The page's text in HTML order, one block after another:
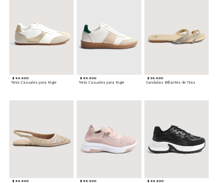
$ 94.900
Tenis Casuales para Mujer
$ 89.900
Tenis Casuales para Mujer
$ 59.900
Sandalias Brillantes de Tiras
$ 69.900 $ 89.900 $ 99.900